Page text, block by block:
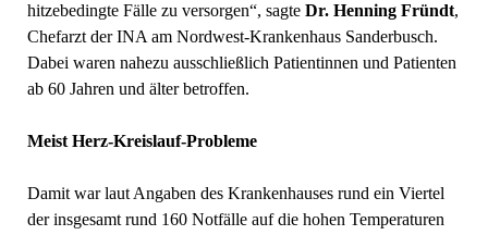
hitzebedingte Fälle zu versorgen“, sagte Dr. Henning Fründt,
Chefarzt der INA am Nordwest-Krankenhaus Sanderbusch.
Dabei waren nahezu ausschließlich Patientinnen und Patienten
ab 60 Jahren und älter betroffen.
Meist Herz-Kreislauf-Probleme
Damit war laut Angaben des Krankenhauses rund ein Viertel
der insgesamt rund 160 Notfälle auf die hohen Temperaturen